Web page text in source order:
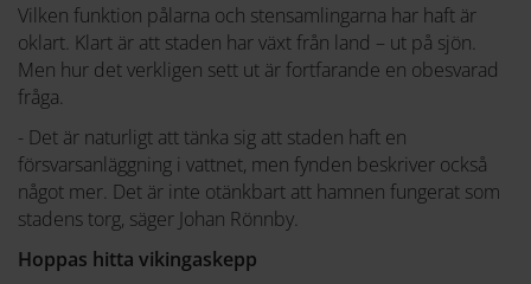
Vilken funktion pålarna och stensamlingarna har haft är
oklart. Klart är att staden har växt från land – ut på sjön.
Men hur det verkligen sett ut är fortfarande en obesvarad
fråga.
- Det är naturligt att tänka sig att staden haft en
försvarsanläggning i vattnet, men fynden beskriver också
något mer. Det är inte otänkbart att hamnen fungerat som
stadens torg, säger Johan Rönnby.
Hoppas hitta vikingaskepp